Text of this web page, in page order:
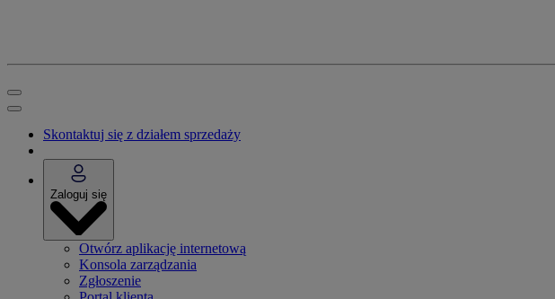
Skontaktuj się z działem sprzedaży
Zaloguj się
Otwórz aplikację internetową
Konsola zarządzania
Zgłoszenie